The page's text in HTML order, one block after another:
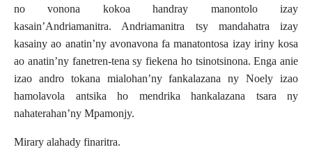
no vonona kokoa handray manontolo izay
kasain’Andriamanitra. Andriamanitra tsy mandahatra izay
kasainy ao anatin’ny avonavona fa manatontosa izay iriny kosa
ao anatin’ny fanetren-tena sy fiekena ho tsinotsinona. Enga anie
izao andro tokana mialohan’ny fankalazana ny Noely izao
hamolavola antsika ho mendrika hankalazana tsara ny
nahaterahan’ny Mpamonjy.
Mirary alahady finaritra.